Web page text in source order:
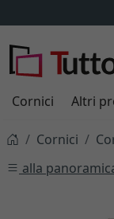
Cornici Altri
Cornici
alla